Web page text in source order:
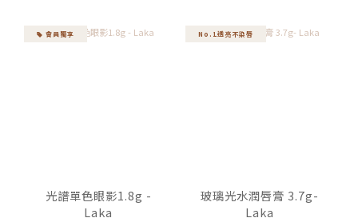
會員獨享
光譜單色眼影1.8g -
Laka
No.1透亮不染唇
玻璃光水潤唇膏 3.7g-
Laka